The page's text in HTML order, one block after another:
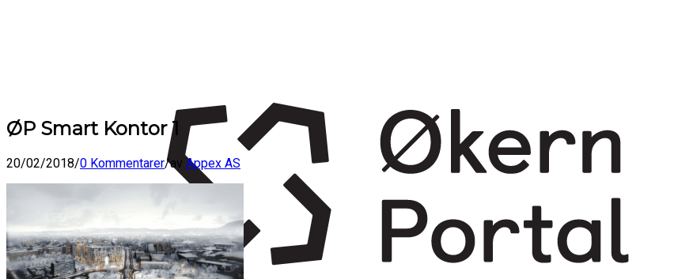
ØP Smart Kontor 1
20/02/2018/0 Kommentarer/av Appex AS